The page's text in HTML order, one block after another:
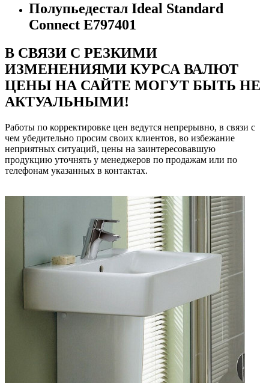
Полупьедестал Ideal Standard
Connect E797401
В СВЯЗИ С РЕЗКИМИ
ИЗМЕНЕНИЯМИ КУРСА ВАЛЮТ
ЦЕНЫ НА САЙТЕ МОГУТ БЫТЬ НЕ
АКТУАЛЬНЫМИ!
Работы по корректировке цен ведутся непрерывно, в связи с
чем убедительно просим своих клиентов, во избежание
неприятных ситуаций, цены на заинтересовавшую
продукцию уточнять у менеджеров по продажам или по
телефонам указанных в контактах.